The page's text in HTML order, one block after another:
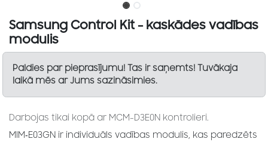
Samsung Control Kit - kaskādes vadības
modulis
Paldies par pieprasījumu! Tas ir saņemts! Tuvākaja
laikā mēs ar Jums sazināsimies.
Darbojas tikai kopā ar MCM-D3E0N kontrolieri.
MIM‑E03GN ir individuāls vadības modulis, kas paredzēts